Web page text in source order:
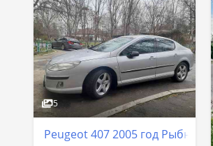
5
Peugeot 407 2005 год Рыбница